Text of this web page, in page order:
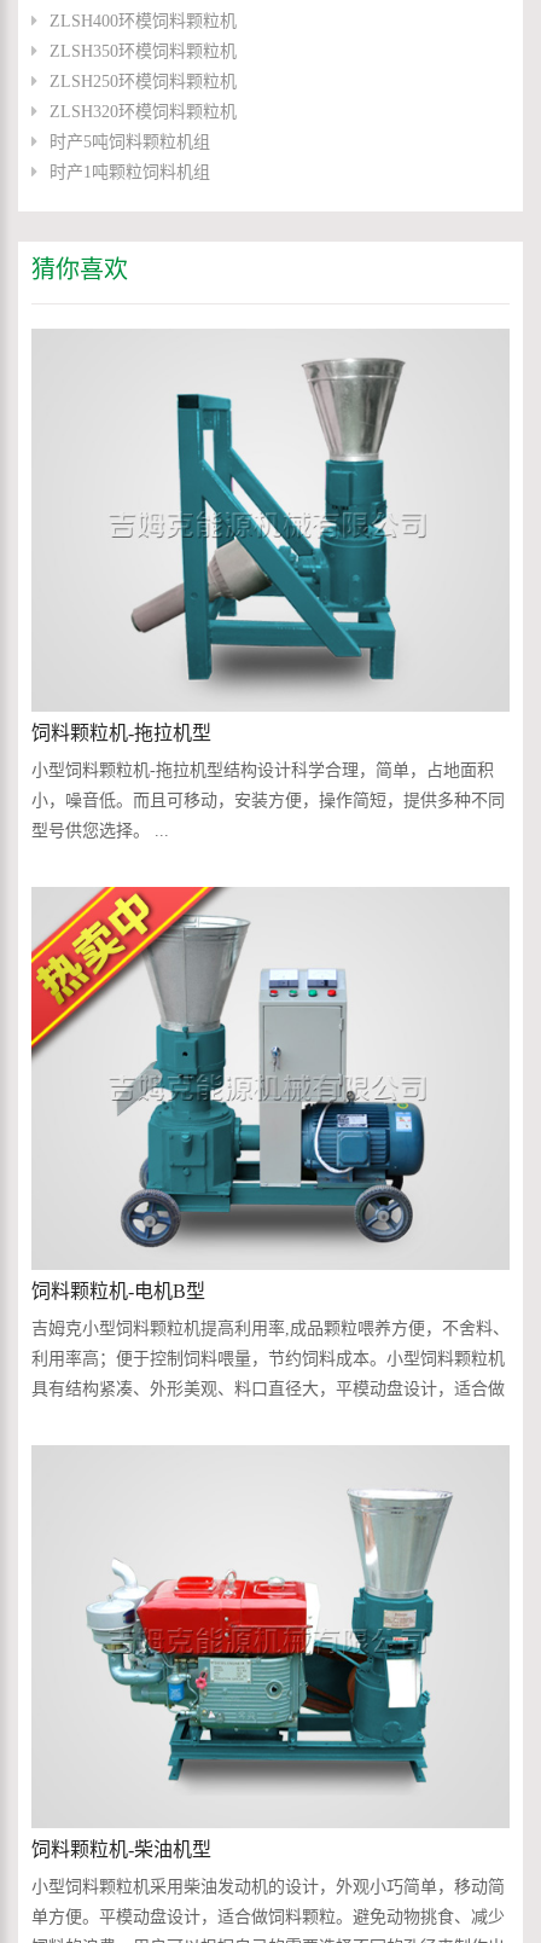
ZLSH400环模饲料颗粒机
ZLSH350环模饲料颗粒机
ZLSH250环模饲料颗粒机
ZLSH320环模饲料颗粒机
时产5吨饲料颗粒机组
时产1吨颗粒饲料机组
猜你喜欢
饲料颗粒机-拖拉机型
小型饲料颗粒机-拖拉机型结构设计科学合理，简单，占地面积
小，噪音低。而且可移动，安装方便，操作简短，提供多种不同
型号供您选择。 ...
饲料颗粒机-电机B型
吉姆克小型饲料颗粒机提高利用率,成品颗粒喂养方便，不舍料、
利用率高；便于控制饲料喂量，节约饲料成本。小型饲料颗粒机
具有结构紧凑、外形美观、料口直径大，平模动盘设计，适合做
压轮均布设置，...
饲料颗粒机-柴油机型
小型饲料颗粒机采用柴油发动机的设计，外观小巧简单，移动简
单方便。平模动盘设计，适合做饲料颗粒。避免动物挑食、减少